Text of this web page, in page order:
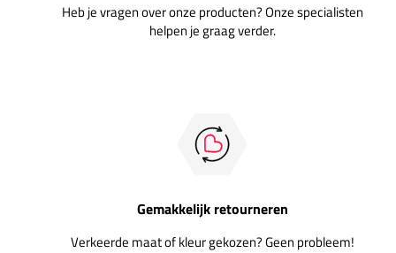
Heb je vragen over onze producten? Onze specialisten
helpen je graag verder.
Gemakkelijk retourneren
Verkeerde maat of kleur gekozen? Geen probleem!